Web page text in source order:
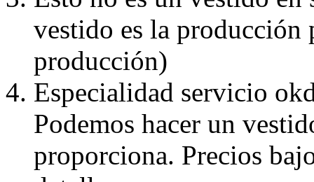
vestido es la producción
producción)
Especialidad servicio
Podemos hacer un
proporciona. Precios